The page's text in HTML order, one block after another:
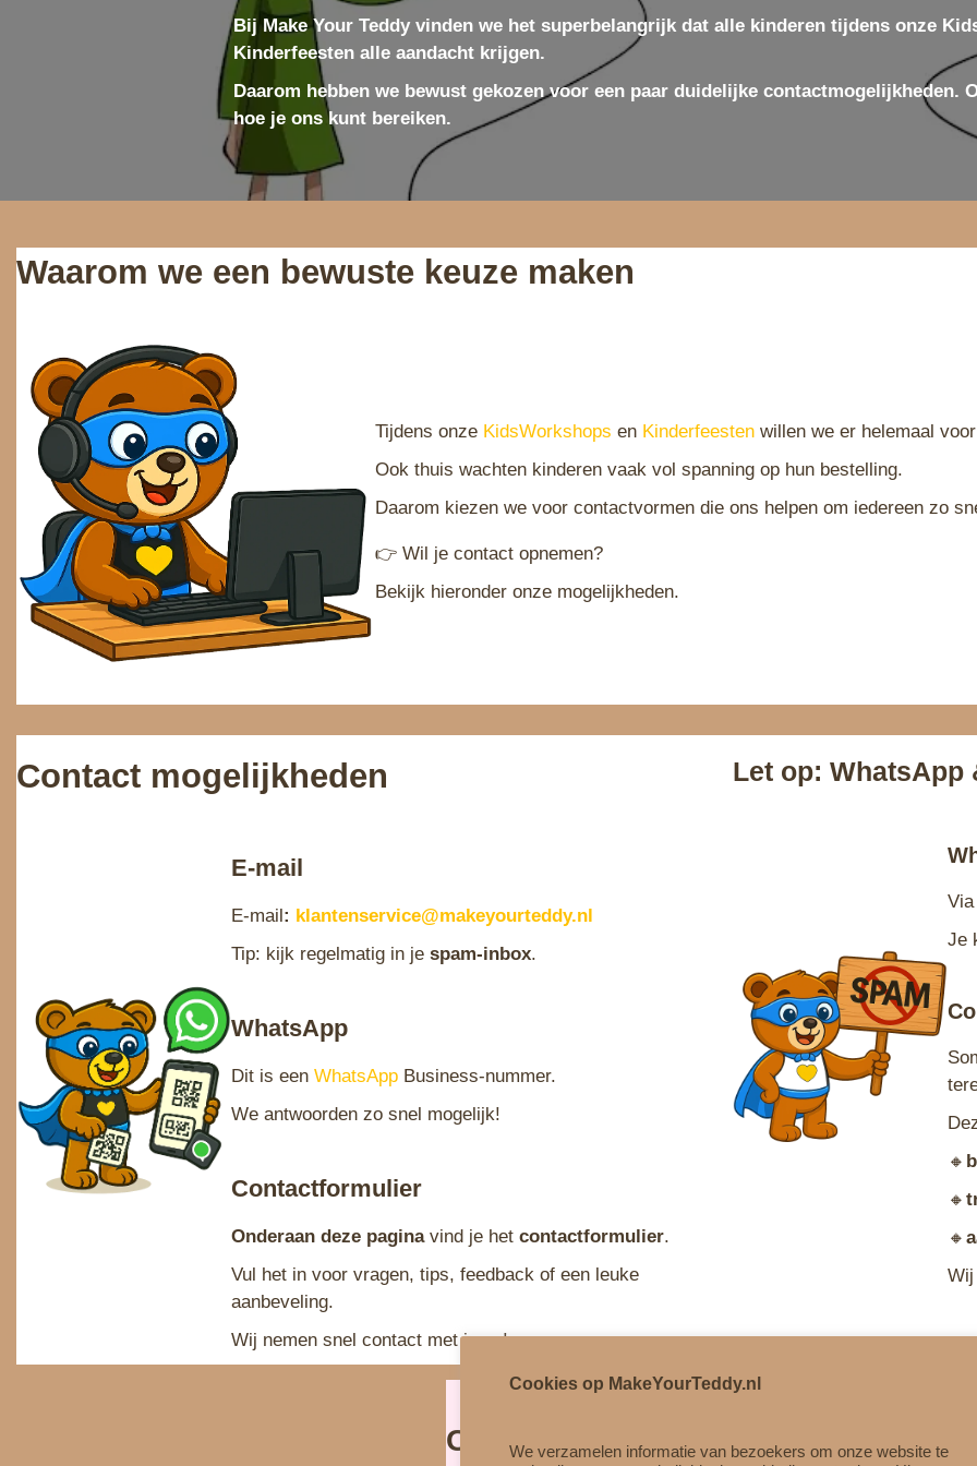
Bij Make Your Teddy vinden we het superbelangrijk dat alle kinderen tijdens onze
Kinderfeesten alle aandacht krijgen.
Daarom hebben we bewust gekozen voor een paar duidelijke contactmogelijkheden.
hoe je ons kunt bereiken.
Waarom we een bewuste keuze maken
Tijdens onze KidsWorkshops en Kinderfeestenwillen we er helemaal
Ook thuis wachten kinderen vaak vol spanning op hun bestelling.
Daarom kiezen we voor contactvormen die ons helpen om iedereen zo
👉 Wil je contact opnemen?
Bekijk hieronder onze mogelijkheden.
Contact mogelijkheden
E-mail
E-mail: klantenservice@makeyourteddy.nl
Tip: kijk regelmatig in jespam‑inbox.
WhatsApp
Dit is eenWhatsApp Business‑nummer.
We antwoorden zo snel mogelijk!
Contactformulier
Onderaan deze paginavind je hetcontactformulier.
Vul het in voor vragen, tips, feedback of een leuke
aanbeveling.
Wij nemen snel contact met je op!
Let op: WhatsApp
Je
🔸
🔸
🔸
Contactformulier
Cookies op MakeYourTeddy.nl
We verzamelen informatie van bezoekers om onze website te